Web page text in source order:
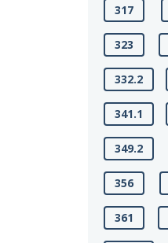
317
323
332.2
341.1
349.2
356
361